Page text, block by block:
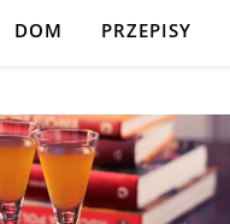
DOM PRZEPISY